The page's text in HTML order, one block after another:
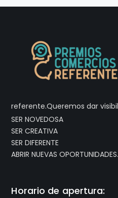
SER CREATIVA
Horario de apertura:
Lunes a jueves: 9:00 -
Viernes 9:00-14:00h
C/ San Carlos, 1 (09003)
(+34) 947 257 420